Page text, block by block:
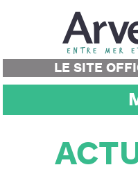
LE SITE